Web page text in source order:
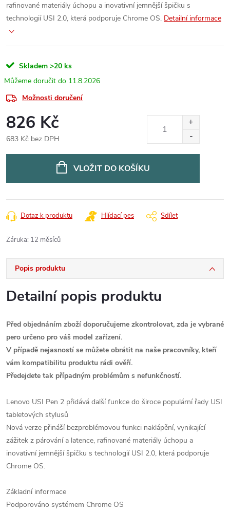
rafinované materiály úchopu a inovativní jemnější špičku s
technologií USI 2.0, která podporuje Chrome OS. Detailní informace
Skladem >20 ks
11.8.2026
Možnosti doručení
826 Kč
683 Kč bez DPH
VLOŽIT DO KOŠÍKU
Dotaz k produktu Hlídací pes Sdílet
Záruka: 12 měsíců
Popis produktu
Detailní popis produktu
Před objednáním zboží doporučujeme zkontrolovat, zda je vybrané
pero určeno pro váš model zařízení.
V případě nejasností se můžete obrátit na naše pracovníky, kteří
vám kompatibilitu produktu rádi ověří.
Předejdete tak případným problémům s nefunkčností.
Lenovo USI Pen 2 přidává další funkce do široce populární řady USI
tabletových stylusů
Nová verze přináší bezproblémovou funkci naklápění, vynikající
zážitek z párování a latence, rafinované materiály úchopu a
inovativní jemnější špičku s technologií USI 2.0, která podporuje
Chrome OS.
Základní informace
Podporováno systémem Chrome OS